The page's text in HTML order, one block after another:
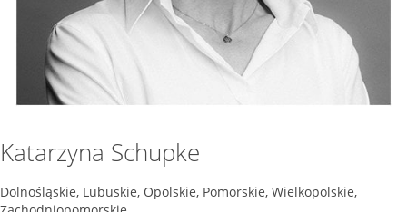
Katarzyna Schupke
Dolnośląskie, Lubuskie, Opolskie, Pomorskie, Wielkopolskie,